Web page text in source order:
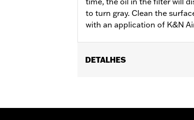
to turn gray. Clean the
with an application of K&N
DETALHES
Volume:12 Ounce